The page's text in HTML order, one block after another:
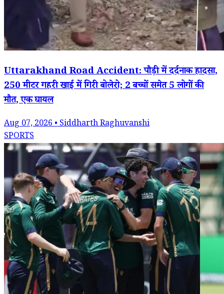
Uttarakhand Road Accident: पौड़ी में दर्दनाक हादसा,
250 मीटर गहरी खाई में गिरी बोलेरो; 2 बच्चों समेत 5 लोगों की
मौत, एक घायल
Aug 07, 2026 • Siddharth Raghuvanshi
SPORTS